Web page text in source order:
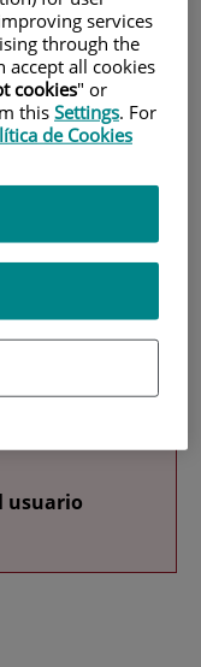
usuario
services
through the
accept all cookies
cookies" or
this Settings. For
de Cookies